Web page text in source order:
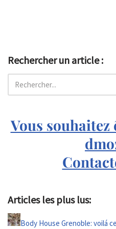
Rechercher un article :
Vous
Articles les plus lus:
Body House Grenoble: voilá